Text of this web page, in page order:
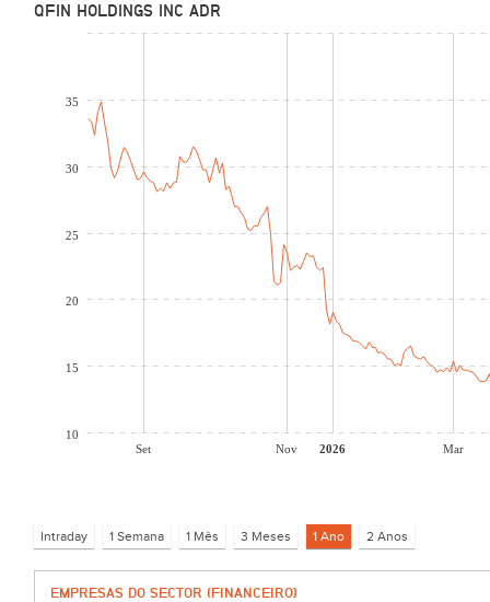
QFIN HOLDINGS INC ADR
Set Nov 2026 Mar
10
15
20
25
30
35
EMPRESAS DO SECTOR (FINANCEIRO)